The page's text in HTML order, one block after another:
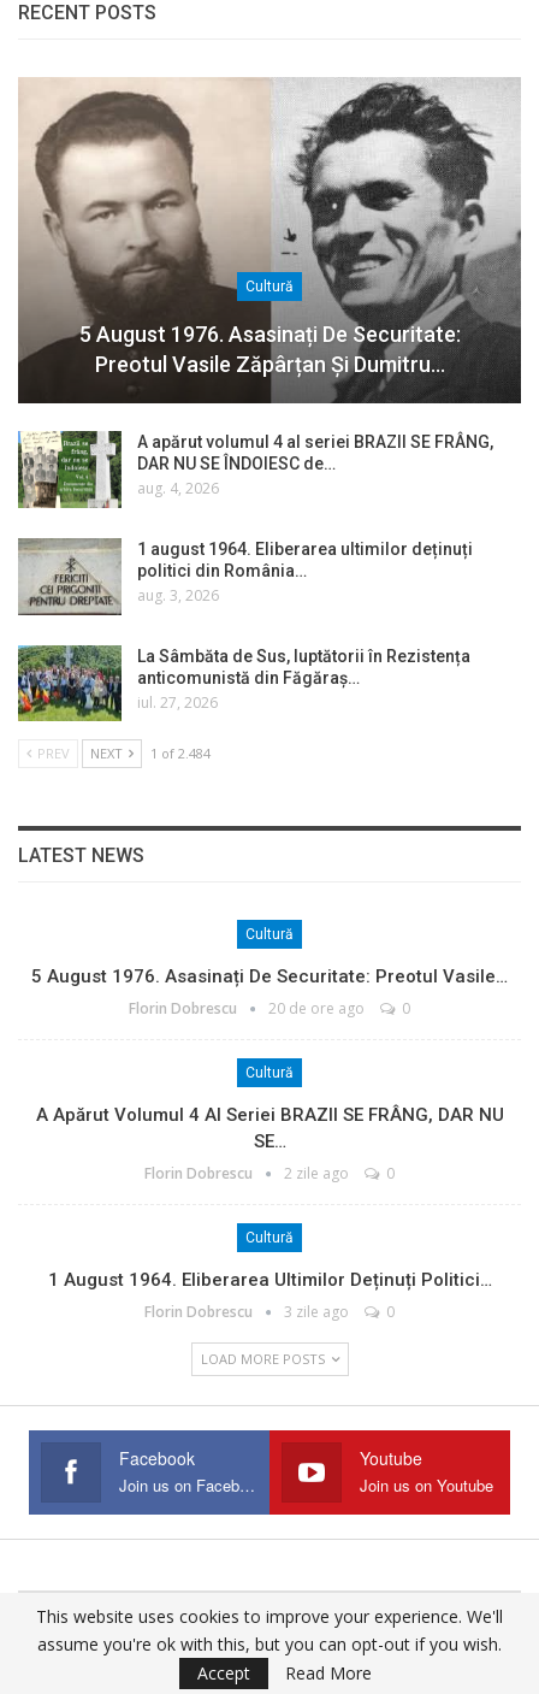
RECENT POSTS
Cultură
5 August 1976. Asasinați De Securitate:
Preotul Vasile Zăpârțan Și Dumitru…
A apărut volumul 4 al seriei BRAZII SE FRÂNG,
DAR NU SE ÎNDOIESC de…
aug. 4, 2026
1 august 1964. Eliberarea ultimilor deținuți
politici din România…
aug. 3, 2026
La Sâmbăta de Sus, luptătorii în Rezistența
anticomunistă din Făgăraș…
iul. 27, 2026
PREV NEXT 1 of 2.484
LATEST NEWS
Cultură
5 August 1976. Asasinați De Securitate: Preotul Vasile…
Florin Dobrescu 20 de ore ago 0
Cultură
A Apărut Volumul 4 Al Seriei BRAZII SE FRÂNG, DAR NU
SE…
Florin Dobrescu 2 zile ago 0
Cultură
1 August 1964. Eliberarea Ultimilor Deținuți Politici…
Florin Dobrescu 3 zile ago 0
LOAD MORE POSTS
Facebook
Join us on Facebook
Youtube
Join us on Youtube
© 2025 - All Rights Reserved.
Website Design:
This website uses cookies to improve your experience. We'll
assume you're ok with this, but you can opt-out if you wish.
Accept
Read More